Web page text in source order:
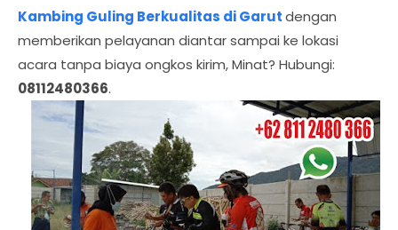
Kambing Guling Berkualitas di Garutdengan
memberikan pelayanan diantar sampai ke lokasi
acara tanpa biaya ongkos kirim, Minat? Hubungi:
08112480366.